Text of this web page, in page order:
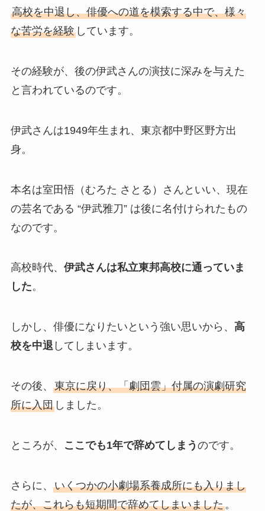
高校を中退し、俳優への道を模索する中で、様々
な苦労を経験しています。
その経験が、後の伊武さんの演技に深みを与えた
と言われているのです。
伊武さんは1949年生まれ、東京都中野区野方出
身。
本名は室田悟（むろた さとる）さんといい、現在
の芸名である “伊武雅刀” は後に名付けられたもの
なのです。
高校時代、 伊武さんは私立東邦高校に通っていま
した。
しかし、俳優になりたいという強い思いから、 高
校を中退してしまいます。
その後、 東京に戻り、「劇団雲」付属の演劇研究
所に入団しました。
ところが、 ここでも1年で辞めてしまう のです。
さらに、 いくつかの小劇場系養成所にも入りまし
たが、これらも短期間で辞めてしまいました。